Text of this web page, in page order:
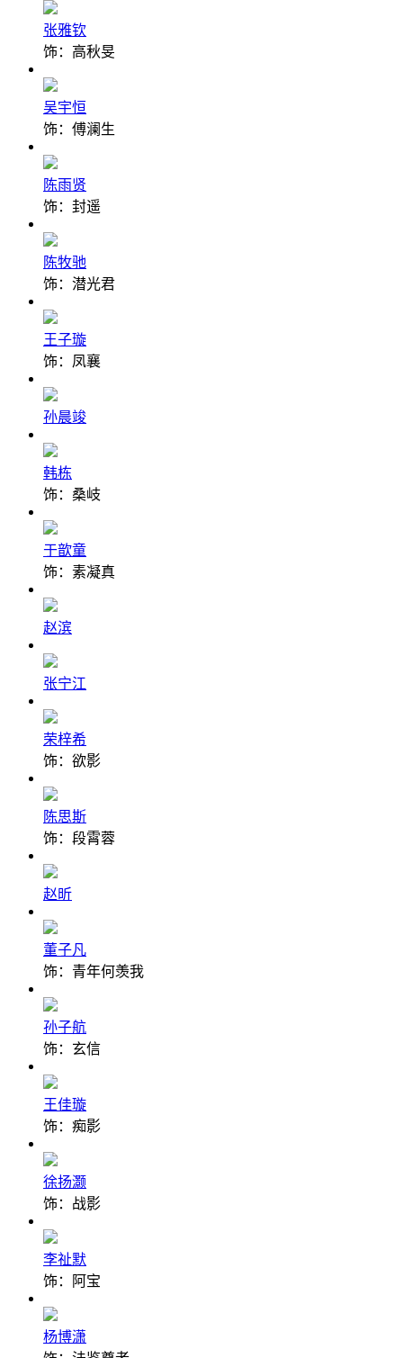
张雅钦
饰：高秋旻
吴宇恒
饰：傅澜生
陈雨贤
饰：封遥
陈牧驰
饰：潜光君
王子璇
饰：凤襄
孙晨竣
韩栋
饰：桑岐
于歆童
饰：素凝真
赵滨
张宁江
荣梓希
饰：欲影
陈思斯
饰：段霄蓉
赵昕
董子凡
饰：青年何羡我
孙子航
饰：玄信
王佳璇
饰：痴影
徐扬灏
饰：战影
李祉默
饰：阿宝
杨博潇